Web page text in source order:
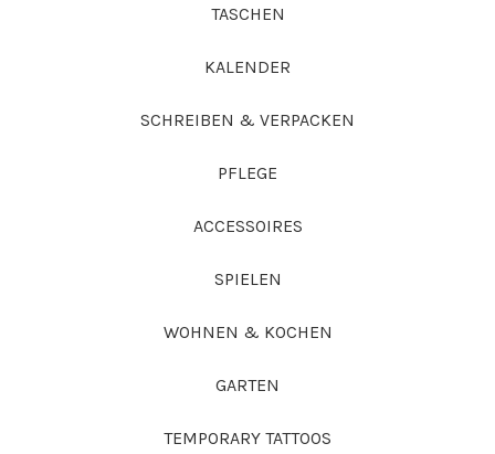
TASCHEN
KALENDER
SCHREIBEN & VERPACKEN
PFLEGE
ACCESSOIRES
SPIELEN
WOHNEN & KOCHEN
GARTEN
TEMPORARY TATTOOS